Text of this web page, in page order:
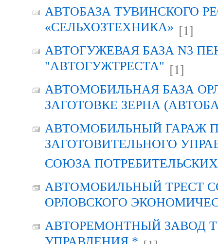
АВТОБАЗА ТУВИНСКОГО
«СЕЛЬХОЗТЕХНИКА» [1]
АВТОГУЖЕВАЯ БАЗА N3
"АВТОГУЖТРЕСТА" [1]
АВТОМОБИЛЬНАЯ БАЗА
ЗАГОТОВКЕ ЗЕРНА
АВТОМОБИЛЬНЫЙ ГАРАЖ
ЗАГОТОВИТЕЛЬНОГО
СОЮЗА
АВТОМОБИЛЬНЫЙ ТРЕСТ
ОРЛОВСКОГО
АВТОРЕМОНТНЫЙ ЗАВОД